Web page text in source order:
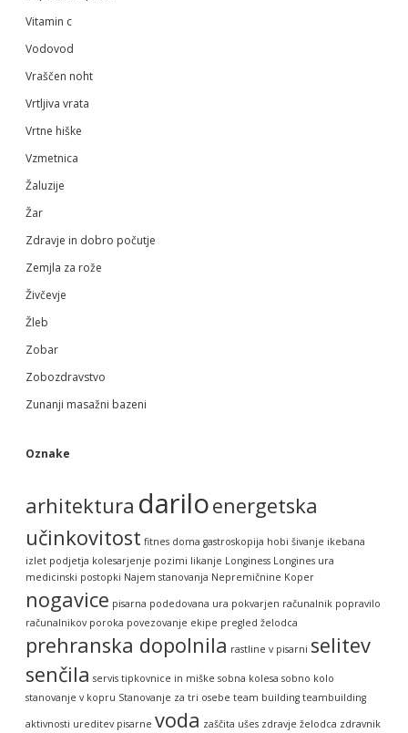
Vitamin c
Vodovod
Vraščen noht
Vrtljiva vrata
Vrtne hiške
Vzmetnica
Žaluzije
Žar
Zdravje in dobro počutje
Zemjla za rože
Živčevje
Žleb
Zobar
Zobozdravstvo
Zunanji masažni bazeni
Oznake
arhitektura dariloenergetska
učinkovitost fitnes doma gastroskopija hobi šivanje ikebana
izlet podjetja kolesarjenje pozimi likanje Longiness Longines ura
medicinski postopki Najem stanovanja Nepremičnine Koper
nogavice pisarna podedovana ura pokvarjen računalnik popravilo
računalnikov poroka povezovanje ekipe pregled želodca
prehranska dopolnila rastline v pisarni selitev
senčila servis tipkovnice in miške sobna kolesa sobno kolo
stanovanje v kopru Stanovanje za tri osebe team building teambuilding
aktivnosti ureditev pisarne voda zaščita ušes zdravje želodca zdravnik